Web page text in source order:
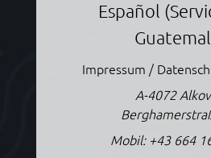
Español
Impressum /
A-4072
Mobil: +43 664